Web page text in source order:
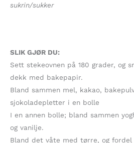
sukrin/sukker
SLIK GJØR DU:
Sett stekeovnen på 180 grader, og
dekk med bakepapir.
Bland sammen mel, kakao,
sjokoladepletter i en bolle
I en annen bolle; bland sammen
og vanilje.
Bland det våte med tørre, og